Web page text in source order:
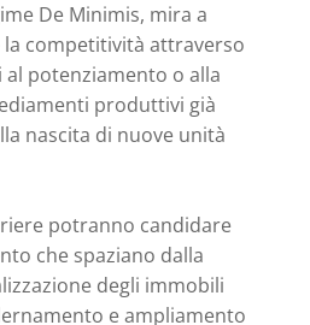
De Minimis, mira a
competitività attraverso
potenziamento o alla
produttivi già
nascita di nuove unità
potranno candidare
che spaziano dalla
degli immobili
e ampliamento